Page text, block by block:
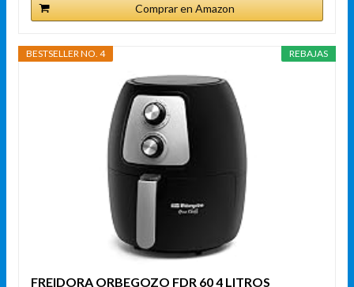
Comprar en Amazon
REBAJAS
BESTSELLER NO. 4
FREIDORA ORBEGOZO FDR 60 4 LITROS